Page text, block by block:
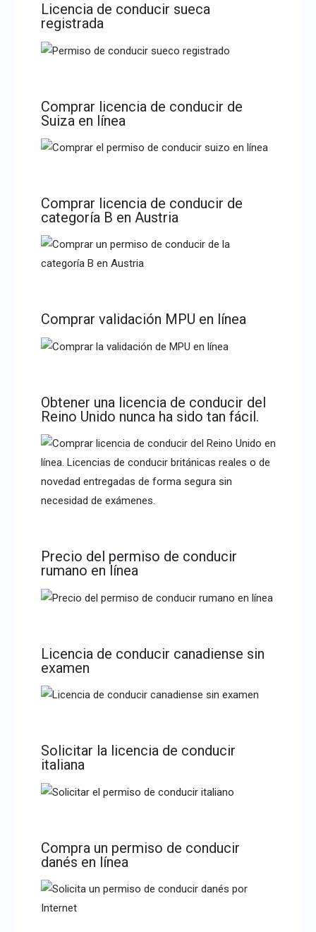
Licencia de conducir sueca
registrada
Comprar licencia de conducir de
Suiza en línea
Comprar licencia de conducir de
categoría B en Austria
Comprar validación MPU en línea
Obtener una licencia de conducir del
Reino Unido nunca ha sido tan fácil.
Precio del permiso de conducir
rumano en línea
Licencia de conducir canadiense sin
examen
Solicitar la licencia de conducir
italiana
Compra un permiso de conducir
danés en línea